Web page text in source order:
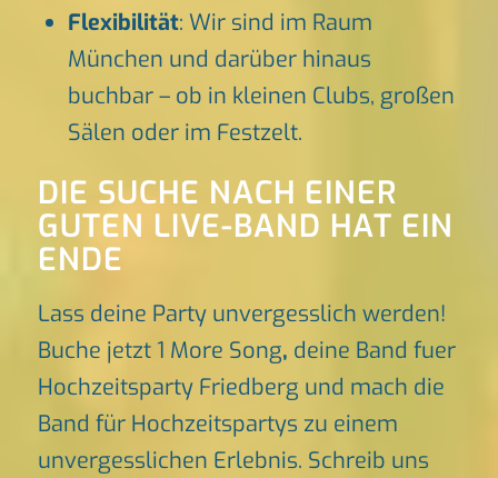
Flexibilität: Wir sind im Raum
München und darüber hinaus
buchbar – ob in kleinen Clubs, großen
Sälen oder im Festzelt.
DIE SUCHE NACH EINER
GUTEN LIVE-BAND HAT EIN
ENDE
Lass deine Party unvergesslich werden!
Buche jetzt 1 More Song, deine Band fuer
Hochzeitsparty Friedberg und mach die
Band für Hochzeitspartys zu einem
unvergesslichen Erlebnis. Schreib uns